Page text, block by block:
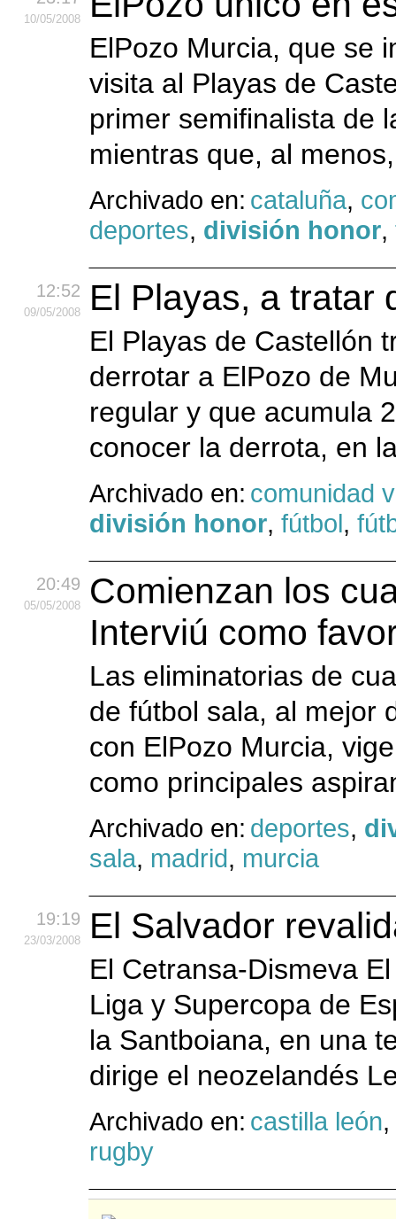
10/05/2008
ElPozo Murcia, que se
visita al Playas de
primer semifinalista de
mientras que, al
Archivado en: cataluña,
deportes, división honor,
12:52
09/05/2008 El Playas, a tratar
El Playas de Castellón
derrotar a ElPozo de
regular y que acumula
conocer la derrota, en
Archivado en: comunidad
división honor, fútbol,
20:49
05/05/2008
Comienzan los
Interviú como
Las eliminatorias de
de fútbol sala, al mejor
con ElPozo Murcia,
como principales
Archivado en: deportes,
sala, madrid, murcia
19:19
23/03/2008 El Salvador
El Cetransa-Dismeva
Liga y Supercopa de
la Santboiana, en una
dirige el neozelandés
Archivado en: castilla león,
rugby